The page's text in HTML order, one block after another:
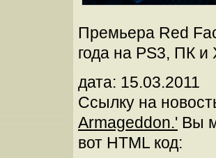
Премьера Red
года на PS3, ПК и
дата: 15.03.2011
Ссылку на
Armageddon.' Вы
вот HTML код: